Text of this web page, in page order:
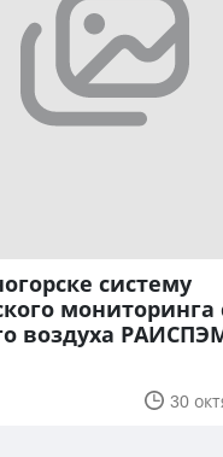
систему
мониторинга
воздуха
30